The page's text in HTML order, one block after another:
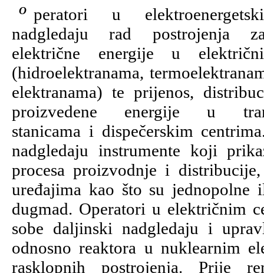
Operatori u elektroenergetskim objektima
nadgledaju rad postrojenja
električne energije u
(hidroelektranama,
elektranama) te prijenos,
proizvedene energije u
stanicama i dispečerskim
nadgledaju instrumente koji
procesa proizvodnje i
uređajima kao što su
dugmad. Operatori u električnim
sobe daljinski nadgledaju i
odnosno reaktora u nuklearnim
rasklopnih postrojenja. Prije